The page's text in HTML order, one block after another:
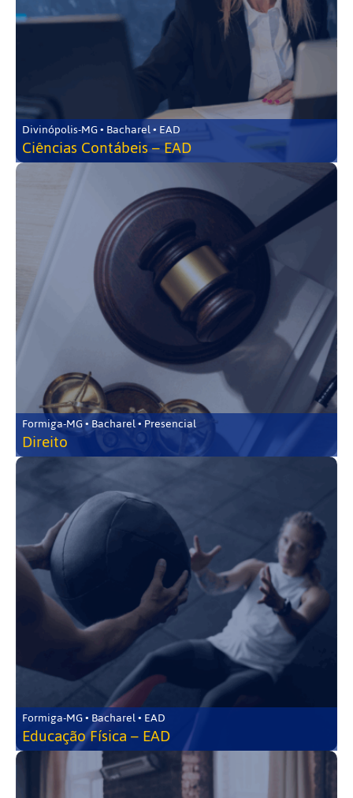
Divinópolis-MG • Bacharel • EAD
Ciências Contábeis – EAD
Formiga-MG • Bacharel • Presencial
Direito
Formiga-MG • Bacharel • EAD
Educação Física – EAD